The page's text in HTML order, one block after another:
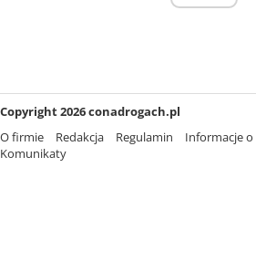
Copyright 2026 conadrogach.pl
O firmie
Redakcja Regulamin Informacje
Komunikaty